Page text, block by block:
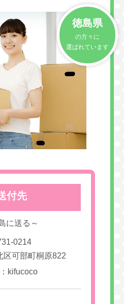
徳島県
の方々に
選ばれています
付先
に送る～
0214
区可部町桐原822
kifucoco